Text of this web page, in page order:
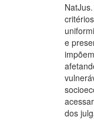
e
dos